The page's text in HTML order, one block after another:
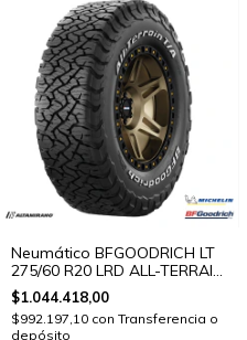
Neumático BFGOODRICH LT
275/60 R20 LRD ALL-TERRAIN
T/A KO3 119/116 S STD
$1.044.418,00
$992.197,10 con Transferencia o
depósito